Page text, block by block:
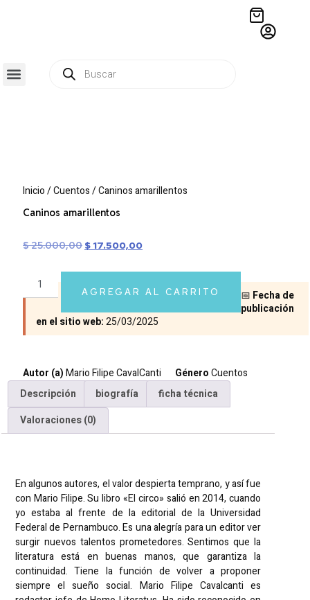
Inicio/Cuentos/ Caninos amarillentos
Caninos amarillentos
$25.000,00 $ 17.500,00
AGREGAR AL CARRITO 📅 Fecha de
publicación
en el sitio web:25/03/2025
Autor (a)Mario Filipe CavalCanti GéneroCuentos
Descripción
biografía
ficha técnica
Valoraciones (0)
En algunos autores, el valor despierta temprano, y así fue
con Mario Filipe. Su libro «El circo» salió en 2014, cuando
yo estaba al frente de la editorial de la Universidad
Federal de Pernambuco. Es una alegría para un editor ver
surgir nuevos talentos prometedores. Sentimos que la
literatura está en buenas manos, que garantiza la
continuidad. Tiene la función de volver a proponer
siempre el sueño social. Mario Filipe Cavalcanti es